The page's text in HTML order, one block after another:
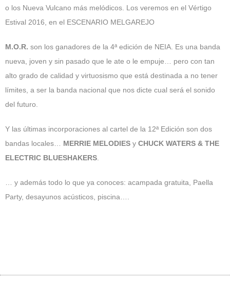
o los Nueva Vulcano más melódicos. Los veremos en el Vértigo
Estival 2016, en el ESCENARIO MELGAREJO
M.O.R. son los ganadores de la 4ª edición de NEIA. Es una banda
nueva, joven y sin pasado que le ate o le empuje… pero con tan
alto grado de calidad y virtuosismo que está destinada a no tener
límites, a ser la banda nacional que nos dicte cual será el sonido
del futuro.
Y las últimas incorporaciones al cartel de la 12ª Edición son dos
bandas locales… MERRIE MELODIES y CHUCK WATERS & THE
ELECTRIC BLUESHAKERS.
… y además todo lo que ya conoces: acampada gratuita, Paella
Party, desayunos acústicos, piscina….